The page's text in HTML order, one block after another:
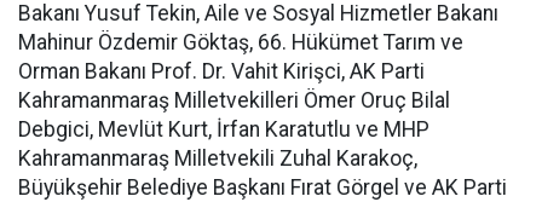
Bakanı Yusuf Tekin, Aile ve Sosyal Hizmetler Bakanı
Mahinur Özdemir Göktaş, 66. Hükümet Tarım ve
Orman Bakanı Prof. Dr. Vahit Kirişci, AK Parti
Kahramanmaraş Milletvekilleri Ömer Oruç Bilal
Debgici, Mevlüt Kurt, İrfan Karatutlu ve MHP
Kahramanmaraş Milletvekili Zuhal Karakoç,
Büyükşehir Belediye Başkanı Fırat Görgel ve AK Parti